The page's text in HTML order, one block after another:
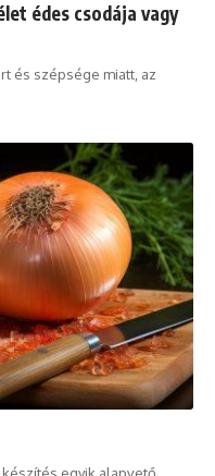
édes csodája vagy
és szépsége miatt, az